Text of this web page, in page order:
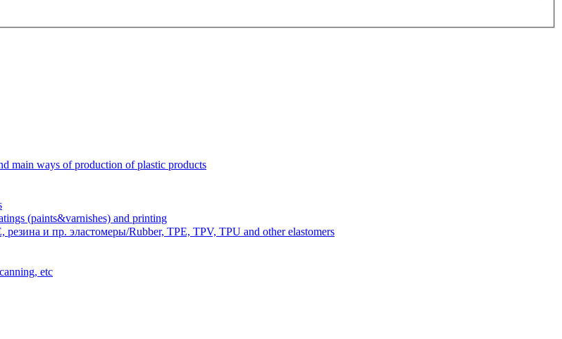
main ways of production of plastic products
(paints&varnishes) and printing
и пр. эластомеры/Rubber, TPE, TPV, TPU and other elastomers
etc